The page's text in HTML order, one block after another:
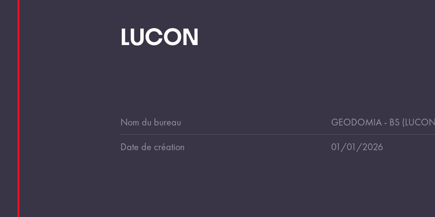
LUCON
Nom du bureau
GEODOMIA - BS
Date de création
01/01/2026